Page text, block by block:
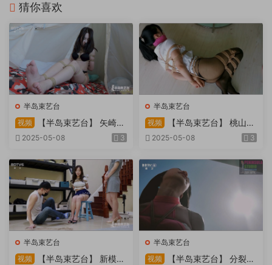
猜你喜欢
半岛束艺台
视频
【半岛束艺台】 矢崎
物业为您服务
2025-05-08 3
半岛束艺台
视频
【半岛束艺台】 桃山漫
画改编03 团缚美女超刺激玩
2025-05-08 3
半岛束艺台
视频
【半岛束艺台】 新模奎
半岛束艺台
视频
【半岛束艺台】 分裂的